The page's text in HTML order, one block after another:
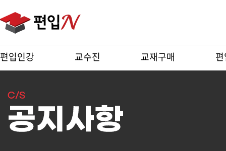
편입인강 교수진 교재구매